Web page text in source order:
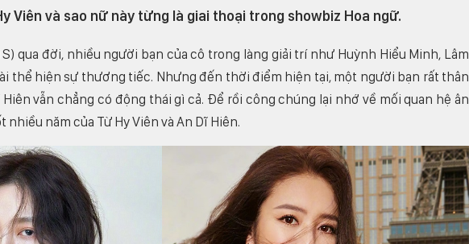
Viên và sao nữ này từng là giai thoại trong showbiz Hoa ngữ.
qua đời, nhiều người bạn của cô trong làng giải trí như Huỳnh Hiểu Minh, Lâm
thể hiện sự thương tiếc. Nhưng đến thời điểm hiện tại, một người bạn rất thân
Hiên vẫn chẳng có động thái gì cả. Để rồi công chúng lại nhớ về mối quan hệ ân
năm của Từ Hy Viên và An Dĩ Hiên.